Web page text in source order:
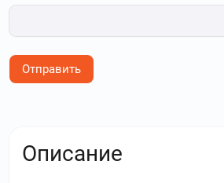
Отправить
Описание